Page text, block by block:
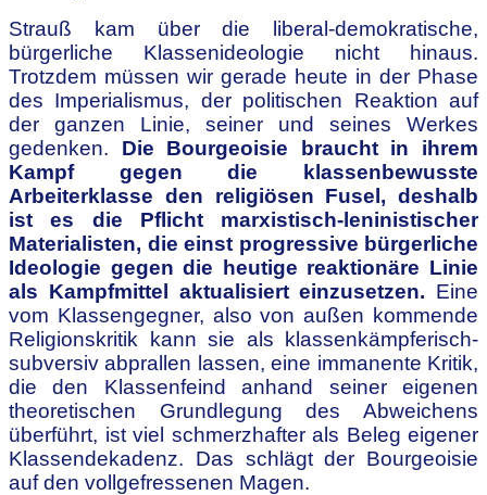
Strauß kam über die liberal-demokratische,
bürgerliche Klassenideologie nicht hinaus.
Trotzdem müssen wir gerade heute in der Phase
des Imperialismus, der politischen Reaktion auf
der ganzen Linie, seiner und seines Werkes
gedenken. Die Bourgeoisie braucht in ihrem
Kampf gegen die klassenbewusste
Arbeiterklasse den religiösen Fusel, deshalb
ist es die Pflicht marxistisch-leninistischer
Materialisten, die einst progressive bürgerliche
Ideologie gegen die heutige reaktionäre Linie
als Kampfmittel aktualisiert einzusetzen. Eine
vom Klassengegner, also von außen kommende
Religionskritik kann sie als klassenkämpferisch-
subversiv abprallen lassen, eine immanente Kritik,
die den Klassenfeind anhand seiner eigenen
theoretischen Grundlegung des Abweichens
überführt, ist viel schmerzhafter als Beleg eigener
Klassendekadenz. Das schlägt der Bourgeoisie
auf den vollgefressenen Magen.